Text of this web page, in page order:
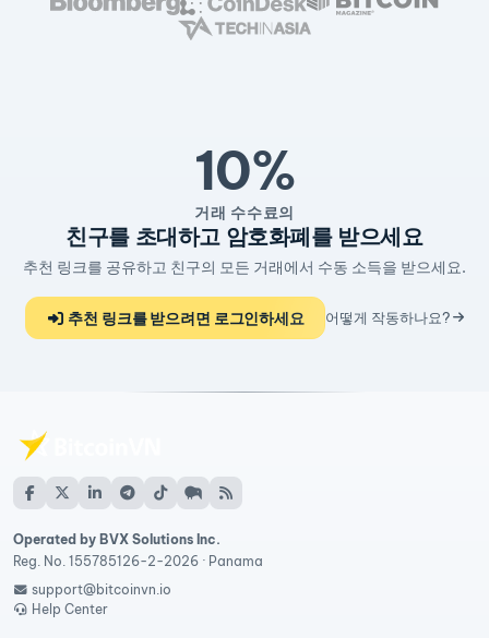
10%
거래 수수료의
친구를 초대하고 암호화폐를 받으세요
추천 링크를 공유하고 친구의 모든 거래에서 수동 소득을 받으세요.
추천 링크를 받으려면 로그인하세요 어떻게 작동하나요?
Operated by BVX Solutions Inc.
Reg. No. 155785126-2-2026 · Panama
support@bitcoinvn.io
Help Center